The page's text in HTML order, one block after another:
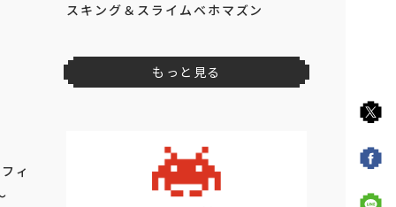
ィ
スキング＆スライムベホマズン
もっと見る